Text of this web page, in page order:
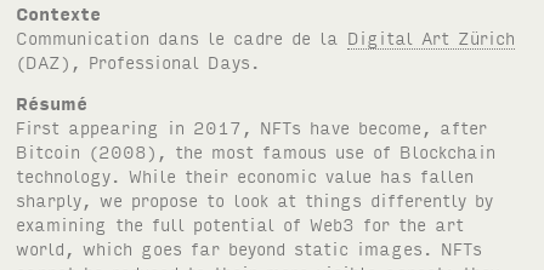
Contexte
Communication dans le cadre de la Digital Art Zürich
(DAZ), Professional Days.
Résumé
First appearing in 2017, NFTs have become, after
Bitcoin (2008), the most famous use of Blockchain
technology. While their economic value has fallen
sharply, we propose to look at things differently by
examining the full potential of Web3 for the art
world, which goes far beyond static images. NFTs